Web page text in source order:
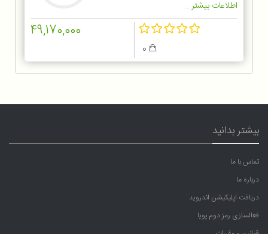
اطلاعات بیشتر...
49,170,000
بیشتر بدانید
تماس با ما
درباره ما
دریافت اپلیکیشن اندروید
فعالسازی رمز دوم پویا